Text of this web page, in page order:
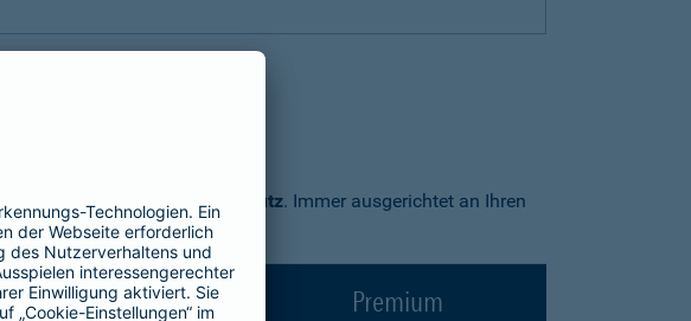
Basis-, Top- oder Premium-Schutz. Immer ausgerichtet an Ihren
Top Premium